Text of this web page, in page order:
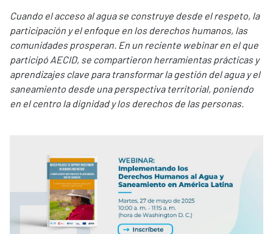
Cuando el acceso al agua se construye desde el respeto, la
participación y el enfoque en los derechos humanos, las
comunidades prosperan. En un reciente webinar en el que
participó AECID, se compartieron herramientas prácticas y
aprendizajes clave para transformar la gestión del agua y el
saneamiento desde una perspectiva territorial, poniendo
en el centro la dignidad y los derechos de las personas.